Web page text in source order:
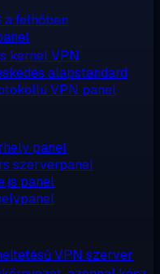
a felhőben
kernel VPN
alapstandard
VPN panel
panel
szerverpanel
panel
VPN szerver